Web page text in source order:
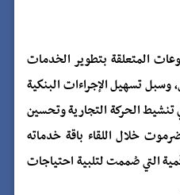
المتعلقة بتطوير الخدمات
وسبل تسهيل الإجراءات البنكية
تنشيط الحركة التجارية وتحسين
خلال اللقاء باقة خدماته
التي صُممت لتلبية احتياجات